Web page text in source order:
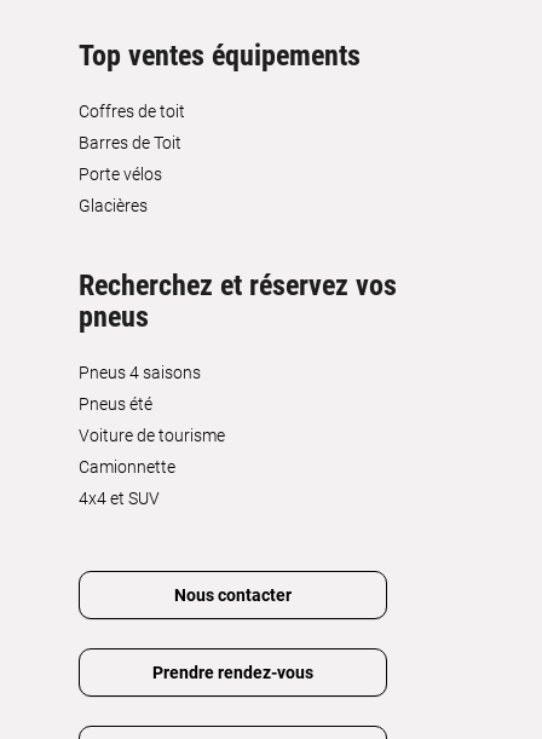
Top ventes équipements
Coffres de toit
Barres de Toit
Porte vélos
Glacières
Recherchez et réservez vos
pneus
Pneus 4 saisons
Pneus été
Voiture de tourisme
Camionnette
4x4 et SUV
Nous contacter
Prendre rendez-vous